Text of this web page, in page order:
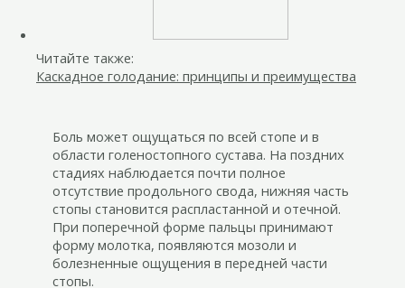
Читайте также:
Каскадное голодание: принципы и преимущества
Боль может ощущаться по всей стопе и в
области голеностопного сустава. На поздних
стадиях наблюдается почти полное
отсутствие продольного свода, нижняя часть
стопы становится распластанной и отечной.
При поперечной форме пальцы принимают
форму молотка, появляются мозоли и
болезненные ощущения в передней части
стопы.